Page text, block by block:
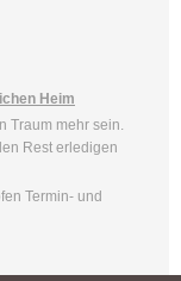
Heim
Traum mehr sein.
Rest erledigen
Termin- und